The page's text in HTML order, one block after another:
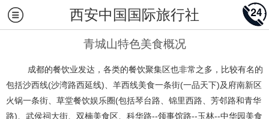
西安中国国际旅行社
青城山特色美食概况
成都的餐饮业发达，各类的餐饮聚集区也非常之多，比较有名的
包括沙西线(沙湾路西延线)、羊西线美食一条街(一品天下)及府南新区
火锅一条街、草堂餐饮娱乐圈(包括琴台路、锦里西路、芳邻路和青华
路)、武侯祠大街、双楠美食区、科华路--领事馆路--玉林--中华园美食